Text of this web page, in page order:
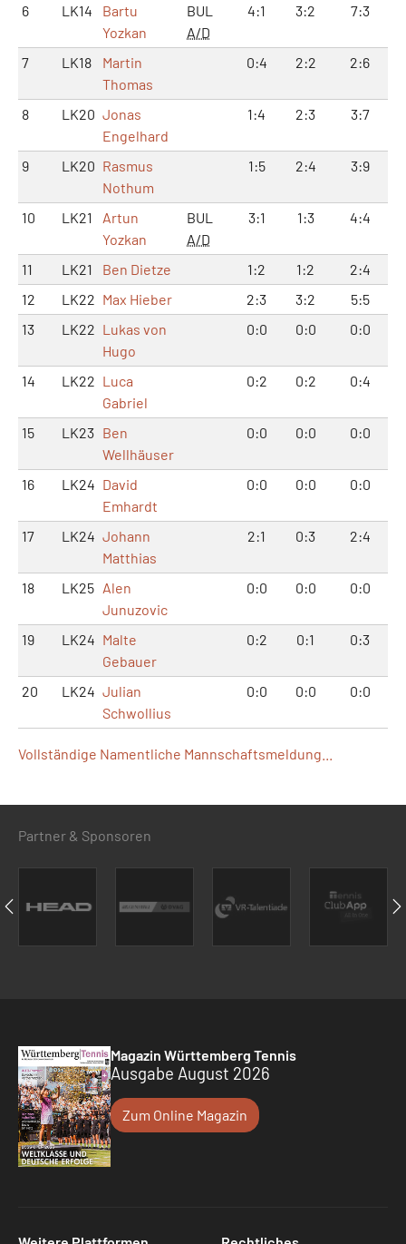
6 LK14
Bartu
Yozkan
BUL
A/D
4:1 3:2 7:3
7 LK18
Martin
Thomas
0:4 2:2 2:6
8 LK20 Jonas
Engelhard
1:4 2:3 3:7
9 LK20 Rasmus
Nothum
1:5 2:4 3:9
10 LK21
Artun
Yozkan
BUL
A/D
3:1 1:3 4:4
11 LK21 Ben Dietze 1:2 1:2
2:4
12
LK22 Max Hieber 2:3 3:2
5:5
13
LK22 Lukas von
Hugo
0:0 0:0 0:0
14 LK22 Luca
Gabriel
0:2 0:2 0:4
15 LK23 Ben
Wellhäuser
0:0 0:0 0:0
16 LK24 David
Emhardt
0:0 0:0 0:0
17 LK24 Johann
Matthias
2:1 0:3 2:4
18 LK25 Alen
Junuzovic
0:0 0:0 0:0
19 LK24 Malte
Gebauer
0:2 0:1 0:3
20 LK24 Julian
Schwollius
0:0 0:0 0:0
Vollständige Namentliche Mannschaftsmeldung...
Partner & Sponsoren
Magazin Württemberg Tennis
Ausgabe August 2026
Zum Online Magazin